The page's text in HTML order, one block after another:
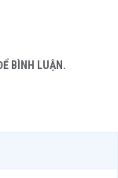
BÌNH LUẬN.